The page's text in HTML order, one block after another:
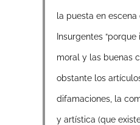
la puesta en
Insurgentes
moral y las buenas
obstante los
difamaciones, la
y artística (que